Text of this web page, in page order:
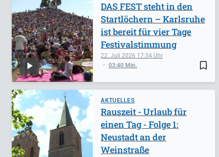
bookmark_border
22. Juli 2026 17:34
03:40 Min.
DAS FEST steht in den
Startlöchern – Karlsruhe
ist bereit für vier Tage
Festivalstimmung
AKTUELLES
Rauszeit - Urlaub für
einen Tag - Folge 1:
Neustadt an der
Weinstraße